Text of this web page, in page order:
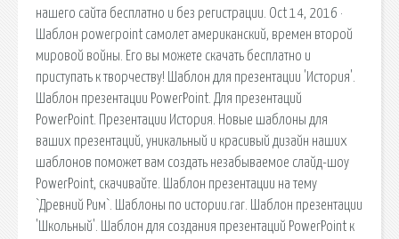
нашего сайта бесплатно и без регистрации. Oct 14, 2016 ·
Шаблон powerpoint самолет американский, времен второй
мировой войны. Его вы можете скачать бесплатно и
приступать к творчеству! Шаблон для презентации 'История'.
Шаблон презентации PowerPoint. Для презентаций
PowerPoint. Презентации История. Новые шаблоны для
ваших презентаций, уникальный и красивый дизайн наших
шаблонов поможет вам создать незабываемое слайд-шоу
PowerPoint, скачивайте. Шаблон презентации на тему
`Древний Рим`. Шаблоны по истории.rar. Шаблон презентации
'Школьный'. Шаблон для создания презентаций PowerPoint к